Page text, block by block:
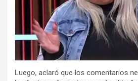
Luego, aclaró que los comentarios